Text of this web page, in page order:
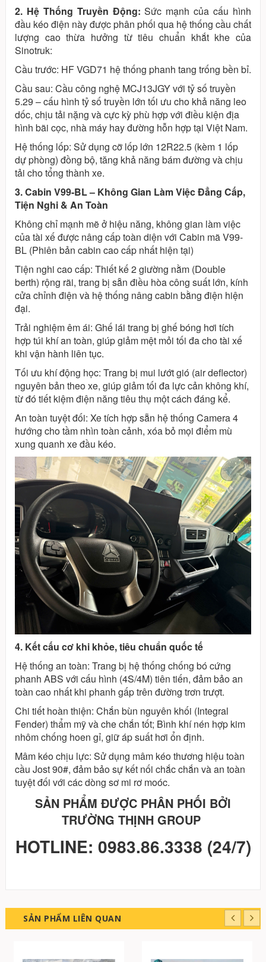
2. Hệ Thống Truyền Động: Sức mạnh của cấu hình
đầu kéo điện này được phân phối qua hệ thống cầu chất
lượng cao thừa hưởng từ tiêu chuẩn khắt khe của
Sinotruk:
Cầu trước: HF VGD71 hệ thống phanh tang trống bền bỉ.
Cầu sau: Cầu công nghệ MCJ13JGY với tỷ số truyền
5.29 – cấu hình tỷ số truyền lớn tối ưu cho khả năng leo
dốc, chịu tải nặng và cực kỳ phù hợp với điều kiện địa
hình bãi cọc, nhà máy hay đường hỗn hợp tại Việt Nam.
Hệ thống lốp: Sử dụng cỡ lốp lớn 12R22.5 (kèm 1 lốp
dự phòng) đồng bộ, tăng khả năng bám đường và chịu
tải cho tổng thành xe.
3. Cabin V99-BL – Không Gian Làm Việc Đẳng Cấp,
Tiện Nghi & An Toàn
Không chỉ mạnh mẽ ở hiệu năng, không gian làm việc
của tài xế được nâng cấp toàn diện với Cabin mã V99-
BL (Phiên bản cabin cao cấp nhất hiện tại)
Tiện nghi cao cấp: Thiết kế 2 giường nằm (Double
berth) rộng rãi, trang bị sẵn điều hòa công suất lớn, kính
cửa chỉnh điện và hệ thống nâng cabin bằng điện hiện
đại.
Trải nghiệm êm ái: Ghế lái trang bị ghế bóng hơi tích
hợp túi khí an toàn, giúp giảm mệt mỏi tối đa cho tài xế
khi vận hành liên tục.
Tối ưu khí động học: Trang bị mui lướt gió (air deflector)
nguyên bản theo xe, giúp giảm tối đa lực cản không khí,
từ đó tiết kiệm điện năng tiêu thụ một cách đáng kể.
An toàn tuyệt đối: Xe tích hợp sẵn hệ thống Camera 4
hướng cho tầm nhìn toàn cảnh, xóa bỏ mọi điểm mù
xung quanh xe đầu kéo.
4. Kết cấu cơ khi khỏe, tiêu chuẩn quốc tế
Hệ thống an toàn: Trang bị hệ thống chống bó cứng
phanh ABS với cấu hình (4S/4M) tiên tiến, đảm bảo an
toàn cao nhất khi phanh gấp trên đường trơn trượt.
Chi tiết hoàn thiện: Chắn bùn nguyên khối (Integral
Fender) thẩm mỹ và che chắn tốt; Bình khí nén hợp kim
nhôm chống hoen gỉ, giữ áp suất hơi ổn định.
Mâm kéo chịu lực: Sử dụng mâm kéo thương hiệu toàn
cầu Jost 90#, đảm bảo sự kết nối chắc chắn và an toàn
tuyệt đối với các dòng sơ mi rơ moóc.
SẢN PHẨM ĐƯỢC PHÂN PHỐI BỞI
TRƯỜNG THỊNH GROUP
HOTLINE: 0983.86.3338 (24/7)
SẢN PHẨM LIÊN QUAN